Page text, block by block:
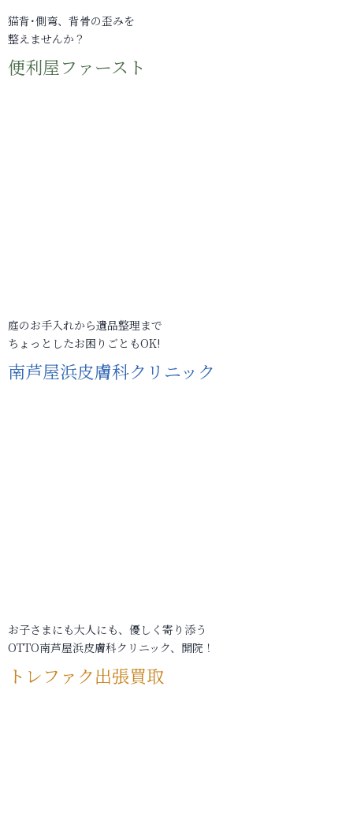
猫背･側弯、背骨の歪みを
整えませんか？
便利屋ファースト
庭のお手入れから遺品整理まで
ちょっとしたお困りごともOK!
南芦屋浜皮膚科クリニック
お子さまにも大人にも、優しく寄り添う
OTTO南芦屋浜皮膚科クリニック、開院！
トレファク出張買取